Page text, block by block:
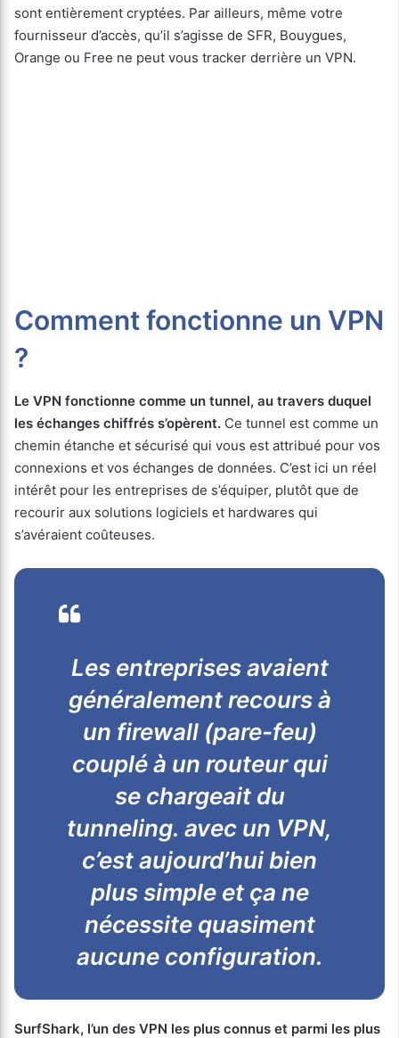
sont entièrement cryptées. Par ailleurs, même votre
fournisseur d’accès, qu’il s’agisse de SFR, Bouygues,
Orange ou Free ne peut vous tracker derrière un VPN.
Comment fonctionne un VPN
?
Le VPN fonctionne comme un tunnel, au travers duquel
les échanges chiffrés s’opèrent. Ce tunnel est comme un
chemin étanche et sécurisé qui vous est attribué pour vos
connexions et vos échanges de données. C’est ici un réel
intérêt pour les entreprises de s’équiper, plutôt que de
recourir aux solutions logiciels et hardwares qui
s’avéraient coûteuses.
Les entreprises avaient
généralement recours à
un firewall (pare-feu)
couplé à un routeur qui
se chargeait du
tunneling. avec un VPN,
c’est aujourd’hui bien
plus simple et ça ne
nécessite quasiment
aucune configuration.
SurfShark, l’un des VPN les plus connus et parmi les plus